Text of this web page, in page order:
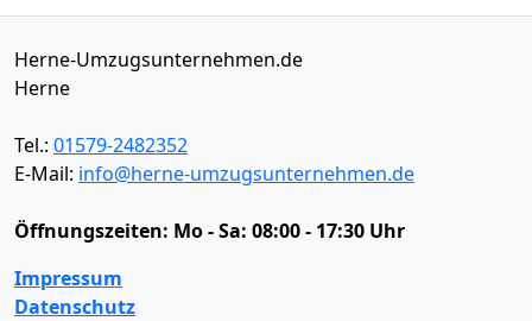
Herne-Umzugsunternehmen.de
Herne
Tel.: 01579-2482352
E-Mail: info@herne-umzugsunternehmen.de
Öffnungszeiten: Mo - Sa: 08:00 - 17:30 Uhr
Impressum
Datenschutz